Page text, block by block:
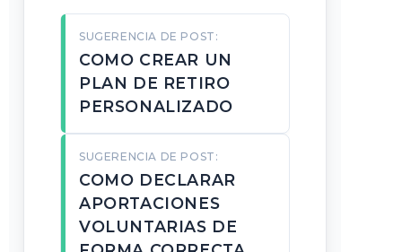
SUGERENCIA DE POST:
COMO CREAR UN
PLAN DE RETIRO
PERSONALIZADO
SUGERENCIA DE POST:
COMO DECLARAR
APORTACIONES
VOLUNTARIAS DE